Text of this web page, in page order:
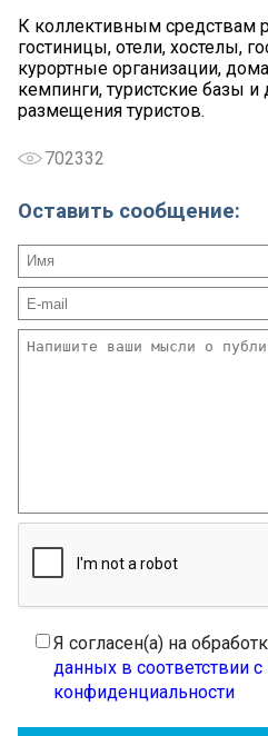
К коллективным средствам
гостиницы, отели, хостелы,
курортные организации,
кемпинги, туристские базы и
размещения туристов.
702332
Оставить сообщение:
Я согласен(а) на
данных в соответствии
конфиденциальности